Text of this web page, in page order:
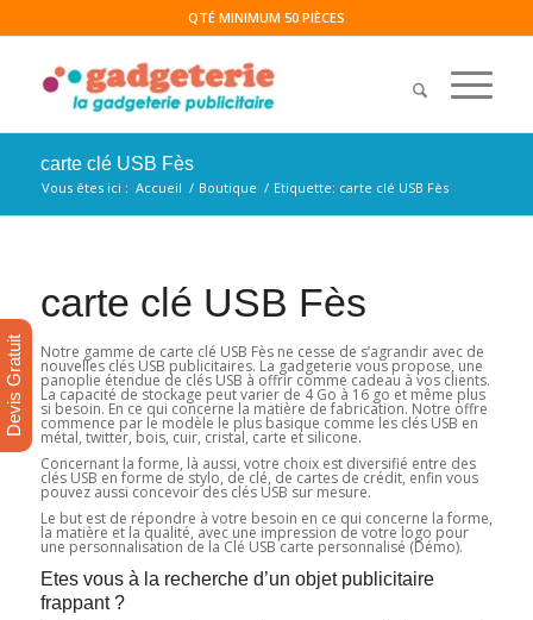
QTÉ MINIMUM 50 PIÈCES
carte clé USB Fès
Vous êtes ici : Accueil / Boutique / Etiquette: carte clé USB Fès
carte clé USB Fès
Notre gamme de carte clé USB Fès ne cesse de s’agrandir avec de
nouvelles clés USB publicitaires. La gadgeterie vous propose, une
panoplie étendue de clés USB à offrir comme cadeau à vos clients.
La capacité de stockage peut varier de 4 Go à 16 go et même plus
si besoin. En ce qui concerne la matière de fabrication. Notre offre
commence par le modèle le plus basique comme les clés USB en
métal, twitter, bois, cuir, cristal, carte et silicone.
Concernant la forme, là aussi, votre choix est diversifié entre des
clés USB en forme de stylo, de clé, de cartes de crédit, enfin vous
pouvez aussi concevoir des clés USB sur mesure.
Le but est de répondre à votre besoin en ce qui concerne la forme,
la matière et la qualité, avec une impression de votre logo pour
une personnalisation de la Clé USB carte personnalisé (Démo).
Etes vous à la recherche d’un objet publicitaire
frappant ?
Devis Gratuit